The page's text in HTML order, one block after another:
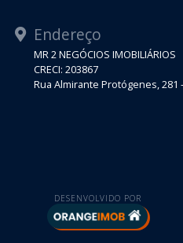
Endereço
MR 2 NEGÓCIOS IMOBILIÁRIOS
CRECI: 203867
Rua Almirante Protógenes, 281
DESENVOLVIDO POR